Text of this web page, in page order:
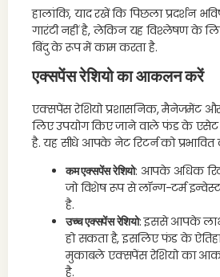
हालांकि, याद रखें कि पिछला प्रदर्शन
गारंटी नहीं है, लेकिन यह विश्लेषण के
बिंदु के रूप में काम करता है.
एक्सपेंस रेशियो का आकलन करें
एक्सपेंस रेशियो प्रशासनिक, मैनेजमेंट
लिए उपयोग किए जाने वाले फंड के एसेट
है. यह सीधे आपके नेट रिटर्न को प्रभावित
कम एक्सपेंस रेशियो: आपके अधिक
जो विशेष रूप से लॉन्ग-टर्म
है.
उच्च एक्सपेंस रेशियो: इससे आपके
हो सकता है, इसलिए फंड के
मुकाबले एक्सपेंस रेशियो का
है.